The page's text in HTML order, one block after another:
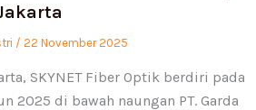
/ 22 November 2025
SKYNET Fiber Optik berdiri pada
2025 di bawah naungan PT. Garda